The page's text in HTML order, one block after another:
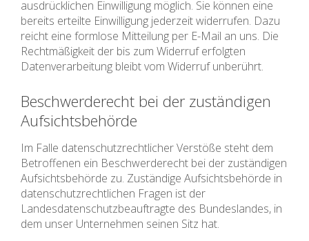
ausdrücklichen Einwilligung möglich. Sie können eine
bereits erteilte Einwilligung jederzeit widerrufen. Dazu
reicht eine formlose Mitteilung per E-Mail an uns. Die
Rechtmäßigkeit der bis zum Widerruf erfolgten
Datenverarbeitung bleibt vom Widerruf unberührt.
Beschwerderecht bei der zuständigen
Aufsichtsbehörde
Im Falle datenschutzrechtlicher Verstöße steht dem
Betroffenen ein Beschwerderecht bei der zuständigen
Aufsichtsbehörde zu. Zuständige Aufsichtsbehörde in
datenschutzrechtlichen Fragen ist der
Landesdatenschutzbeauftragte des Bundeslandes, in
dem unser Unternehmen seinen Sitz hat.